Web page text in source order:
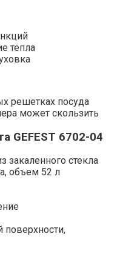
тепла
решетках посуда
может скользить
GEFEST 6702-04
закаленного стекла
объем 52 л
поверхности,